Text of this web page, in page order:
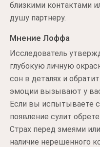
близкими контактами
душу партнеру.
Мнение Лоффа
Исследователь
глубокую личную
сон в деталях и
эмоции вызывают у
Если вы испытываете
появление сулит
Страх перед змеями
наличие нерешенного